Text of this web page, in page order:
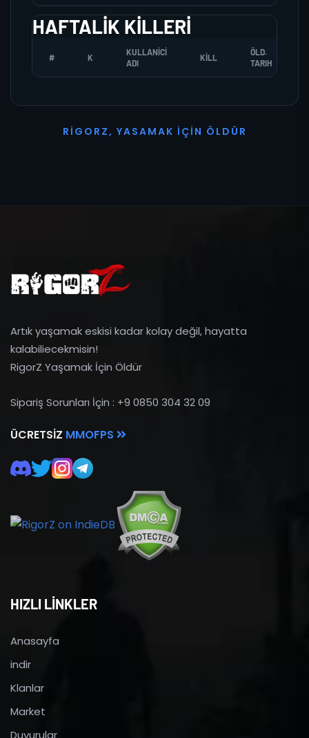
HAFTALIK KILLERI
# K
KULLANICI
ADI
KILL
ÖLD.
TARIH
R I G O R Z, YASAMAK İ ÇI N Ö L D Ü R
Artık yaşamak eskisi kadar kolay değil, hayatta
kalabiliecekmisin!
RigorZ Yaşamak İçin Öldür
Sipariş Sorunları İçin : +9 0850 304 32 09
ÜCRETSIZ MMOFPS
HIZLI LİNKLER
Anasayfa
indir
Klanlar
Market
Duyurular